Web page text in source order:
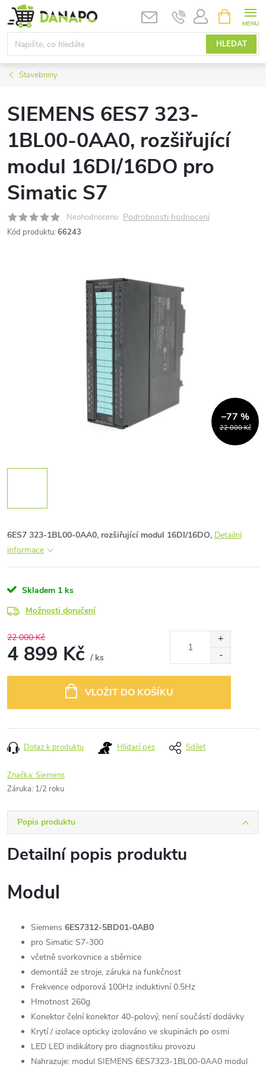
Přejít
na
obsah
HLEDAT
NÁKUPNÍ
KOŠÍK
Stavebniny
SIEMENS 6ES7 323-
1BL00-0AA0, rozšiřující
modul 16DI/16DO pro
Simatic S7
Neohodnoceno Podrobnosti hodnocení
Kód produktu: 66243
22 000 Kč
–77 %
6ES7 323-1BL00-0AA0, rozšiřující modul 16DI/16DO, Detailní
informace
Skladem 1 ks
Možnosti doručení
22 000 Kč
4 899 Kč / ks
VLOŽIT DO KOŠÍKU
Dotaz k produktu Hlídací pes Sdílet
Značka:Siemens
Záruka: 1/2 roku
Popis produktu
Detailní popis produktu
Modul
Siemens 6ES7312-5BD01-0AB0
pro Simatic S7-300
včetně svorkovnice a sběrnice
demontáž ze stroje, záruka na funkčnost
Frekvence odporová 100Hz induktivní 0.5Hz
Hmotnost 260g
Konektor čelní konektor 40-polový, není součástí dodávky
Krytí / izolace opticky izolováno ve skupinách po osmi
LED LED indikátory pro diagnostiku provozu
Nahrazuje: modul SIEMENS 6ES7323-1BL00-0AA0 modul